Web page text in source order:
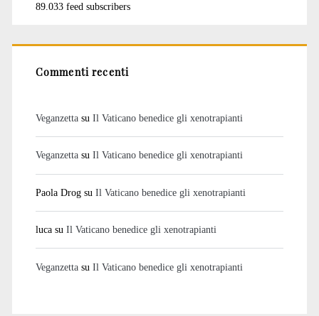
89.033 feed subscribers
Commenti recenti
Veganzettasu Il Vaticano benedice gli xenotrapianti
Veganzettasu Il Vaticano benedice gli xenotrapianti
Paola Drogsu Il Vaticano benedice gli xenotrapianti
lucasu Il Vaticano benedice gli xenotrapianti
Veganzettasu Il Vaticano benedice gli xenotrapianti